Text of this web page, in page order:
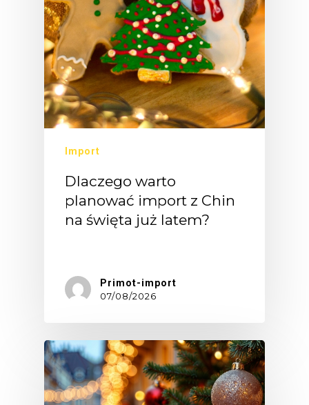
Import
Dlaczego warto
planować import z Chin
na święta już latem?
Primot-import
07/08/2026